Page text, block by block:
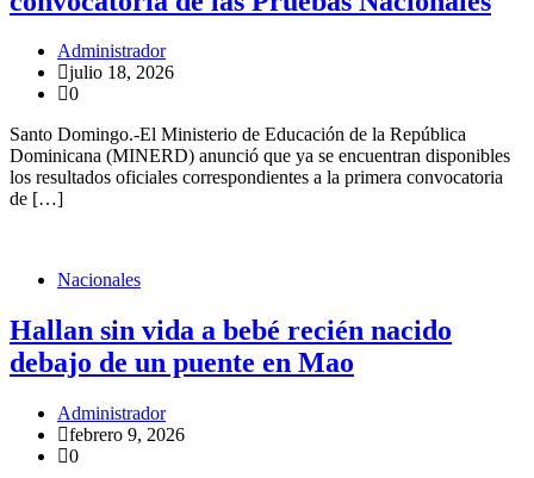
Administrador
julio 18, 2026
0
Santo Domingo.-El Ministerio de Educación de la República
Dominicana (MINERD) anunció que ya se encuentran disponibles
los resultados oficiales correspondientes a la primera convocatoria
de […]
Nacionales
Hallan sin vida a bebé recién nacido
debajo de un puente en Mao
Administrador
febrero 9, 2026
0